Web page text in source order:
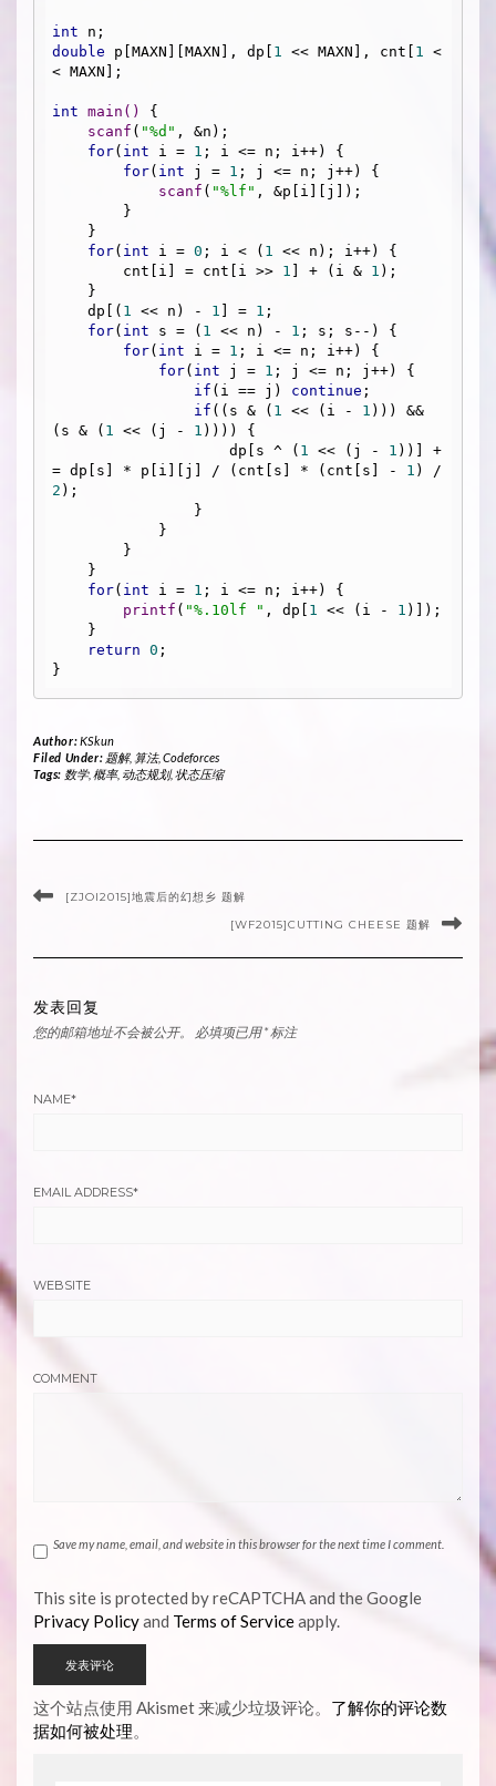
int
double p[MAXN][MAXN], dp[ 1 << MAXN], cnt[ 1 <
< MAXN];
int main ()
{
scanf ( "%d" , &n);
for( int i = 1 ; i <= n; i++) {
for( int j = 1 ; j <= n; j++) {
scanf ( "%lf" , &p[i][j]);
for( int i = 0 ; i < ( 1 << n); i++) {
        cnt[i] = cnt[i >>
1 ] + (i & 1 );
    dp[(
1 << n) - 1 ] = 1 ;
for( int s = ( 1 << n) - 1 ; s; s--) {
for( int i = 1 ; i <= n; i++) {
for( int j = 1 ; j <= n; j++) {
if (i == j) continue ;
if ((s & ( 1 << (i - 1 ))) &&
(s & ( 1 << (j - 1 )))) {
                    dp[s ^ (
1 << (j - 1 ))] +
= dp[s] * p[i][j] / (cnt[s] * (cnt[s] - 1
2 );
for( int i = 1 ; i <= n; i++) {
printf ( "%.10lf " , dp[ 1 << (i - 1 )]);
return 0 ;
Author:KSkun
Filed Under: 题解, 算法, Codeforces
Tags: 数学, 概率, 动态规划,状态压缩
[ZJOI2015]地震后的幻想乡 题解
[WF2015]CUTTING CHEESE 题解
发表回复
您的邮箱地址不会被公开。 必填项已用*标注
NAME*
EMAIL ADDRESS*
WEBSITE
COMMENT
Save my name, email, and website in this browser for the next time I comment.
This site is protected by reCAPTCHA and the Google
Privacy Policyand Terms of Serviceapply.
这个站点使用 Akismet 来减少垃圾评论。 了解你的评论数
据如何被处理。